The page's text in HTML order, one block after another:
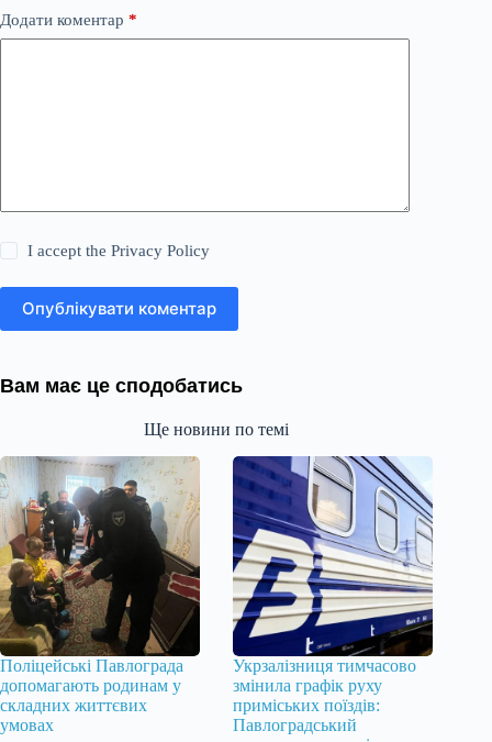
Додати коментар *
I accept thePrivacy Policy
Опублікувати коментар
Вам має це сподобатись
Ще новини по темі
Поліцейські Павлограда
допомагають родинам у
складних життєвих
умовах
Укрзалізниця тимчасово
змінила графік руху
приміських поїздів:
Павлоградський